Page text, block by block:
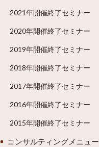
2021年開催終了セミナー
2020年開催終了セミナー
2019年開催終了セミナー
2018年開催終了セミナー
2017年開催終了セミナー
2016年開催終了セミナー
2015年開催終了セミナー
コンサルティングメニュー